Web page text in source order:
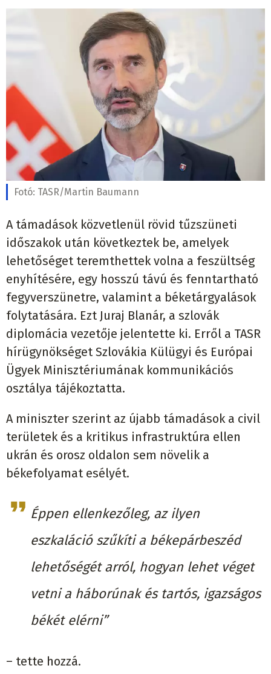
Fotó: TASR/Martin Baumann
A támadások közvetlenül rövid tűzszüneti
időszakok után következtek be, amelyek
lehetőséget teremthettek volna a feszültség
enyhítésére, egy hosszú távú és fenntartható
fegyverszünetre, valamint a béketárgyalások
folytatására. Ezt Juraj Blanár, a szlovák
diplomácia vezetője jelentette ki. Erről a TASR
hírügynökséget Szlovákia Külügyi és Európai
Ügyek Minisztériumának kommunikációs
osztálya tájékoztatta.
A miniszter szerint az újabb támadások a civil
területek és a kritikus infrastruktúra ellen
ukrán és orosz oldalon sem növelik a
békefolyamat esélyét.
Éppen ellenkezőleg, az ilyen
eszkaláció szűkíti a békepárbeszéd
lehetőségét arról, hogyan lehet véget
vetni a háborúnak és tartós, igazságos
békét elérni”
– tette hozzá.